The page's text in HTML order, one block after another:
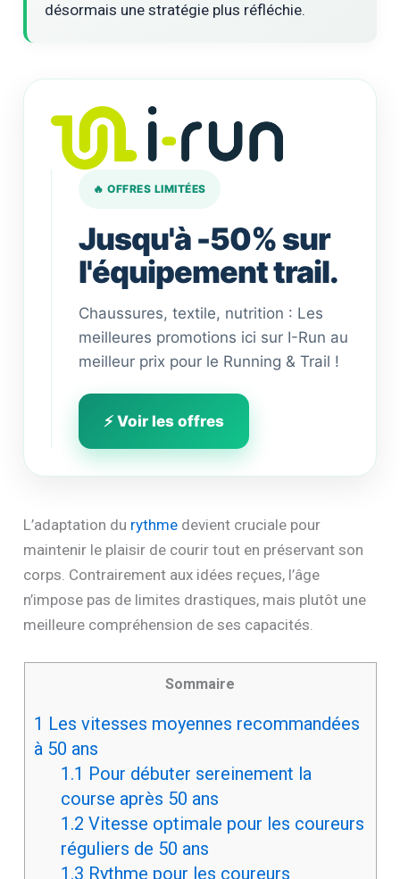
désormais une stratégie plus réfléchie.
🔥 OFFRES LIMITÉES
Jusqu'à -50% sur
l'équipement trail.
Chaussures, textile, nutrition : Les
meilleures promotions ici sur I-Run au
meilleur prix pour le Running & Trail !
⚡ Voir les offres
L’adaptation du rythme devient cruciale pour
maintenir le plaisir de courir tout en préservant son
corps. Contrairement aux idées reçues, l’âge
n’impose pas de limites drastiques, mais plutôt une
meilleure compréhension de ses capacités.
Sommaire
1 Les vitesses moyennes recommandées
à 50 ans
1.1 Pour débuter sereinement la
course après 50 ans
1.2 Vitesse optimale pour les coureurs
réguliers de 50 ans
1.3 Rythme pour les coureurs